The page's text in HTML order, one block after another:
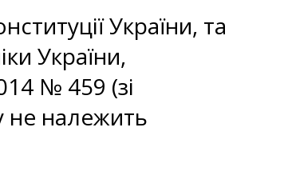
України, та
України,
№ 459 (зі
не належить